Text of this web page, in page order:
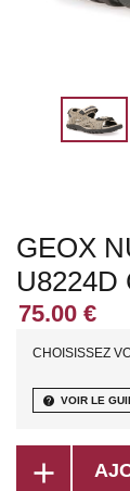
GEOX
U8224D
CHOISISSEZ
help VOIR LE
add